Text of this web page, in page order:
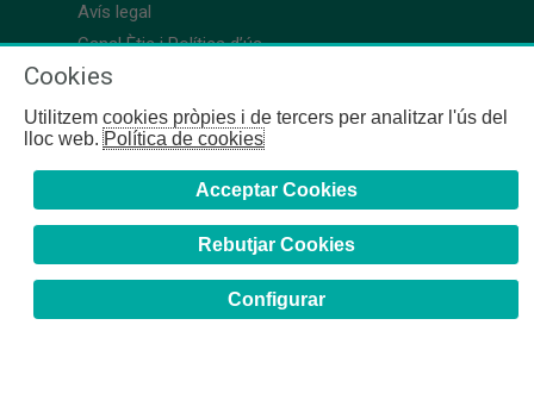
Avís legal
Canal Ètic i Política d’ús
Cookies
Utilitzem cookies pròpies i de tercers per analitzar l'ús del
lloc web.Política de cookies
Acceptar Cookies
Rebutjar Cookies
Configurar